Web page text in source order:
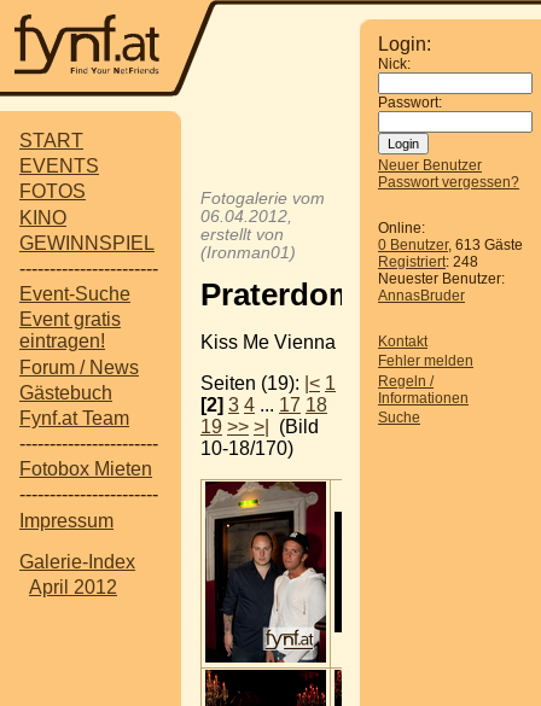
START
EVENTS
FOTOS
KINO
GEWINNSPIEL
-----------------------
Event-Suche
Event gratis
eintragen!
Forum / News
Gästebuch
Fynf.at Team
-----------------------
Fotobox Mieten
-----------------------
Impressum
Galerie-Index
April 2012
Login:
Nick:
Passwort:
Neuer Benutzer
Passwort vergessen?
Online:
0 Benutzer, 613 Gäste
Registriert: 248
Neuester Benutzer:
AnnasBruder
Kontakt
Fehler melden
Regeln /
Informationen
Suche
Fotogalerie vom
06.04.2012,
erstellt von
(Ironman01)
Praterdom
Kiss Me Vienna
Seiten (19): |< 1
[2] 3 4 ... 17 18
19 >> >|
(Bild
10-18/170)